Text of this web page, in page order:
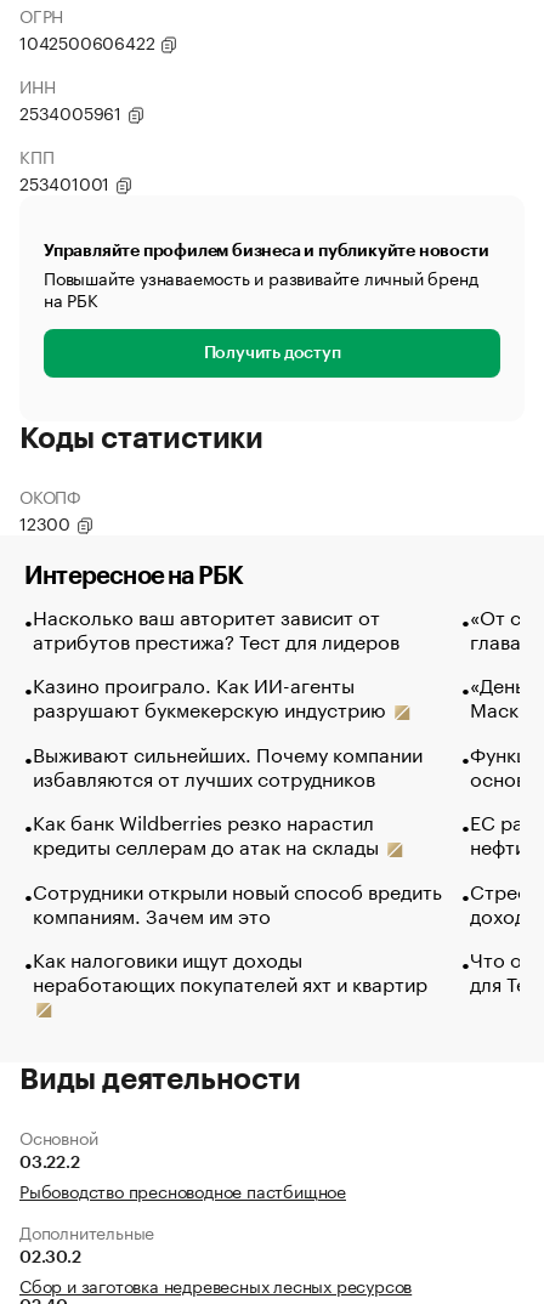
ОГРН
1042500606422
ИНН
2534005961
КПП
253401001
Управляйте профилем бизнеса и публикуйте новости
Повышайте узнаваемость и развивайте личный бренд
на РБК
Получить доступ
Коды статистики
ОКОПФ
12300
Интересное на РБК
Насколько ваш авторитет зависит от
атрибутов престижа? Тест для лидеров
Казино проиграло. Как ИИ-агенты
разрушают букмекерскую индустрию
Выживают сильнейших. Почему компании
избавляются от лучших сотрудников
Как банк Wildberries резко нарастил
кредиты селлерам до атак на склады
Сотрудники открыли новый способ вредить
компаниям. Зачем им это
Как налоговики ищут доходы
неработающих покупателей яхт и квартир
«От
глава
Маск в
основ
ЕС
нефти
Что
для
Виды деятельности
Основной
03.22.2
Рыбоводство пресноводное пастбищное
Дополнительные
02.30.2
Сбор и заготовка недревесных лесных ресурсов